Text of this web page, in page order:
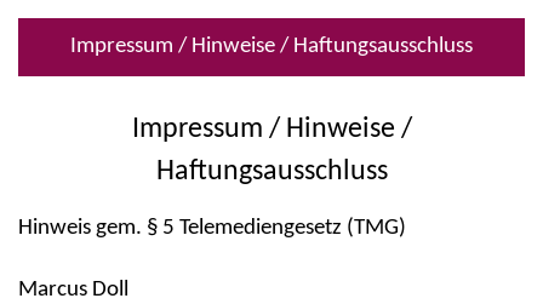
Impressum / Hinweise / Haftungsausschluss
Impressum / Hinweise /
Haftungsausschluss
Hinweis gem. § 5 Telemediengesetz (TMG)
Marcus Doll